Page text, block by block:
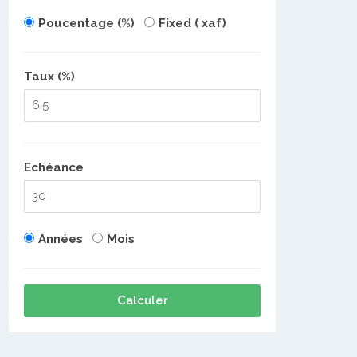
Poucentage (%) Fixed ( xaf)
Taux (%)
Echéance
Années Mois
Calculer